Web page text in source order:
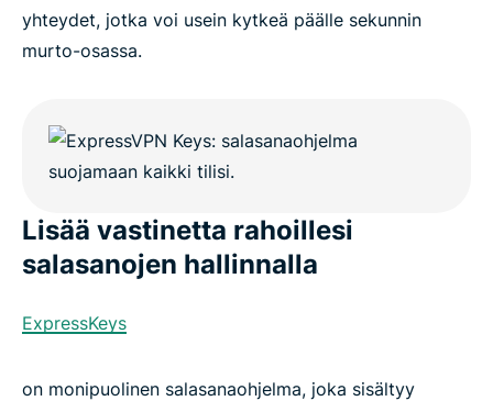
yhteydet, jotka voi usein kytkeä päälle sekunnin
murto-osassa.
Lisää vastinetta rahoillesi
salasanojen hallinnalla
ExpressKeys
on monipuolinen salasanaohjelma, joka sisältyy